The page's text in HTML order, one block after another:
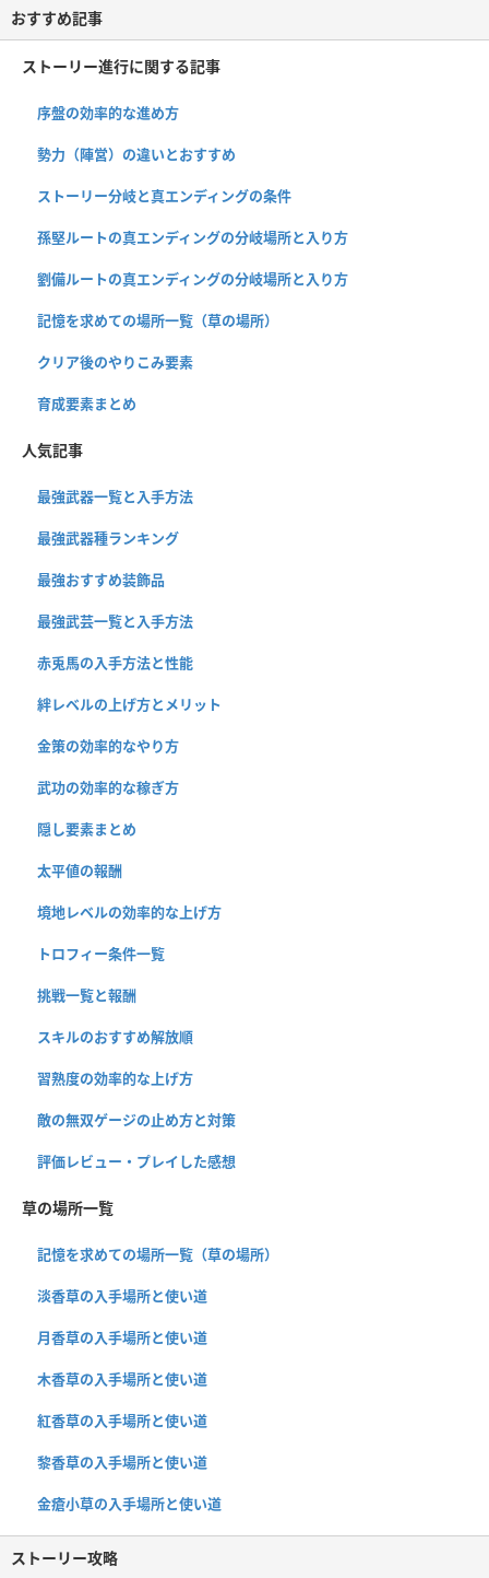
おすすめ記事
ストーリー進行に関する記事
序盤の効率的な進め方
勢力（陣営）の違いとおすすめ
ストーリー分岐と真エンディングの条件
孫堅ルートの真エンディングの分岐場所と入り方
劉備ルートの真エンディングの分岐場所と入り方
記憶を求めての場所一覧（草の場所）
クリア後のやりこみ要素
育成要素まとめ
人気記事
最強武器一覧と入手方法
最強武器種ランキング
最強おすすめ装飾品
最強武芸一覧と入手方法
赤兎馬の入手方法と性能
絆レベルの上げ方とメリット
金策の効率的なやり方
武功の効率的な稼ぎ方
隠し要素まとめ
太平値の報酬
境地レベルの効率的な上げ方
トロフィー条件一覧
挑戦一覧と報酬
スキルのおすすめ解放順
習熟度の効率的な上げ方
敵の無双ゲージの止め方と対策
評価レビュー・プレイした感想
草の場所一覧
記憶を求めての場所一覧（草の場所）
淡香草の入手場所と使い道
月香草の入手場所と使い道
木香草の入手場所と使い道
紅香草の入手場所と使い道
黎香草の入手場所と使い道
金瘡小草の入手場所と使い道
ストーリー攻略